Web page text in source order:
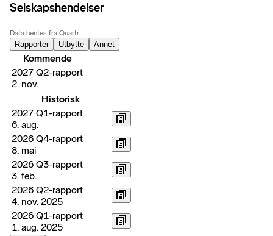
Selskapshendelser
Data hentes fra Quartr
Rapporter Utbytte Annet
Kommende
2027 Q2-rapport
2. nov.
Historisk
2027 Q1-rapport
6. aug.
2026 Q4-rapport
8. mai
2026 Q3-rapport
3. feb.
2026 Q2-rapport
4. nov. 2025
2026 Q1-rapport
1. aug. 2025